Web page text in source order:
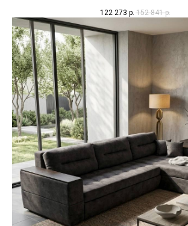
122 273 р. 152 841 р.